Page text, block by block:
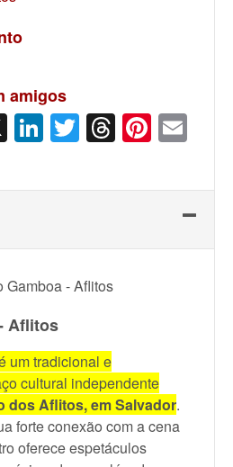
amigos
X LinkedIn
Twitter
Threads
Aflitos
um tradicional e
cultural independente
dos Aflitos, em Salvador.
forte conexão com a cena
oferece espetáculos